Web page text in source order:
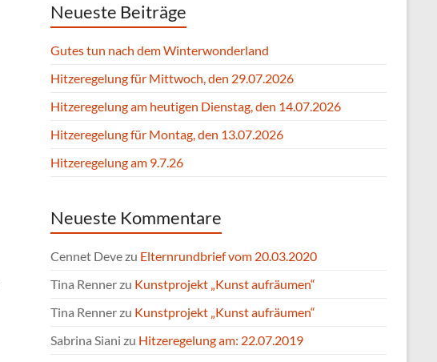
Neueste Beiträge
Gutes tun nach dem Winterwonderland
Hitzeregelung für Mittwoch, den 29.07.2026
Hitzeregelung am heutigen Dienstag, den 14.07.2026
Hitzeregelung für Montag, den 13.07.2026
Hitzeregelung am 9.7.26
Neueste Kommentare
Cennet Devezu Elternrundbrief vom 20.03.2020
Tina Rennerzu Kunstprojekt „Kunst aufräumen“
Tina Rennerzu Kunstprojekt „Kunst aufräumen“
Sabrina Siani zu Hitzeregelung am: 22.07.2019